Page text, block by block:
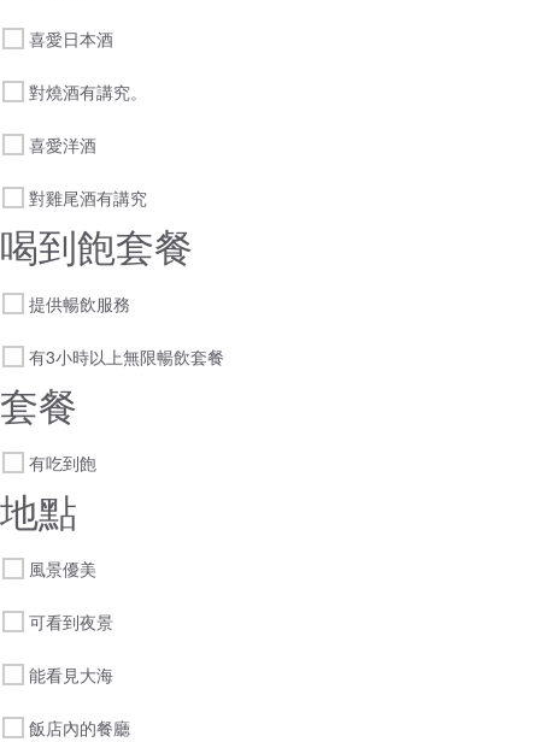
喜愛日本酒
對燒酒有講究。
喜愛洋酒
對雞尾酒有講究
喝到飽套餐
提供暢飲服務
有3小時以上無限暢飲套餐
套餐
有吃到飽
地點
風景優美
可看到夜景
能看見大海
飯店內的餐廳